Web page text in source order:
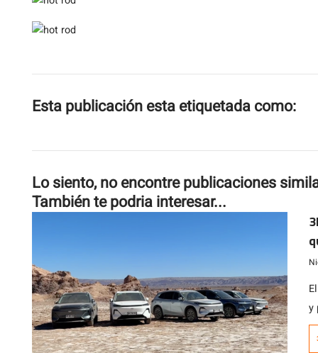
Esta publicación esta etiquetada como:
Lo siento, no encontre publicaciones
También te podria interesar...
y